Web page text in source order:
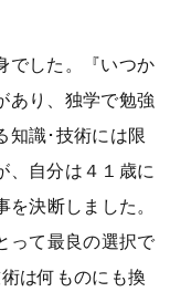
でした。『いつか
あり、独学で勉強
知識･技術には限
、自分は４１歳に
決断しました。
って最良の選択で
は何ものにも換